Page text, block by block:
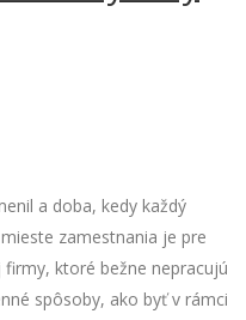
a doba, kedy každý
zamestnania je pre
ktoré bežne nepracujú
spôsoby, ako byť v rámci